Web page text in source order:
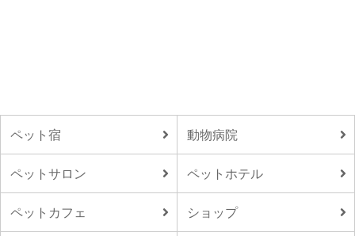
ペット宿 動物病院
ペットサロン ペットホテル
ペットカフェ ショップ